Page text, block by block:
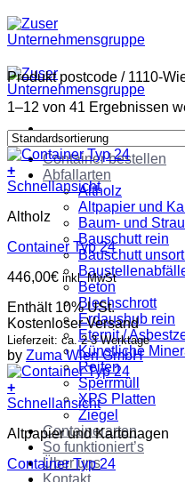
Zum
Inhalt
springen
Container bestellen
Abfallarten
Altholz
Altpapier und
Baum- und
Bauschutt rein
Bauschutt
Beton
Blechschrott
Erdaushub rein
Eternit /
Künstliche
Reifen
Sperrmüll
XPS Platten
Ziegel
Containerarten
So funktioniert’s
Über uns
Kontakt
Produkt postcode /1110-
1–12 von 41 Ergebnissen
+
Schnellansicht
Altholz
Container Typ 24
446,00€ inkl. MwSt
Enthält 10% USt.
Kostenloser Versand
Lieferzeit: ca. 2-3 Werktage
by Zuma Wien GmbH
+
Schnellansicht
Altpapier und Kartonagen
Container Typ 24